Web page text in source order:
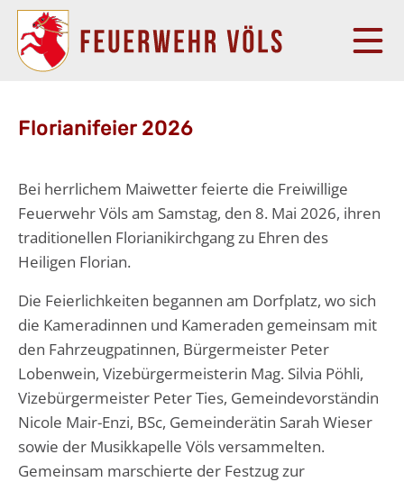
Florianifeier 2026
Bei herrlichem Maiwetter feierte die Freiwillige
Feuerwehr Völs am Samstag, den 8. Mai 2026, ihren
traditionellen Florianikirchgang zu Ehren des
Heiligen Florian.
Die Feierlichkeiten begannen am Dorfplatz, wo sich
die Kameradinnen und Kameraden gemeinsam mit
den Fahrzeugpatinnen, Bürgermeister Peter
Lobenwein, Vizebürgermeisterin Mag. Silvia Pöhli,
Vizebürgermeister Peter Ties, Gemeindevorständin
Nicole Mair-Enzi, BSc, Gemeinderätin Sarah Wieser
sowie der Musikkapelle Völs versammelten.
Gemeinsam marschierte der Festzug zur